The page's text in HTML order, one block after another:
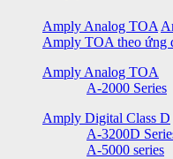
Amply Analog TOA
Amply TOA theo ứng
Amply Analog TOA
A-2000 Series
Amply Digital Class D
A-3200D
A-5000 series